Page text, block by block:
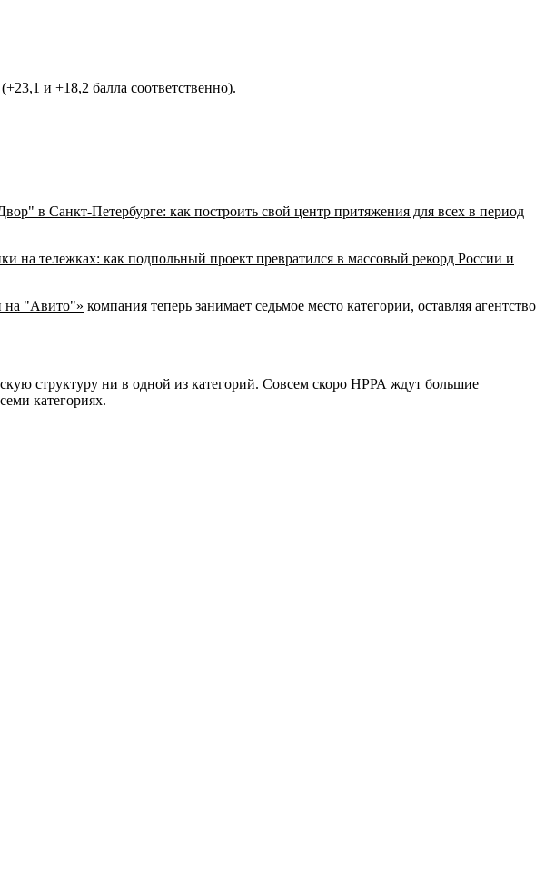
и +18,2 балла соответственно).
в Санкт-Петербурге: как построить свой центр притяжения для всех в период
на тележках: как подпольный проект превратился в массовый рекорд России и
"Авито"» компания теперь занимает седьмое место категории, оставляя агентство
структуру ни в одной из категорий. Совсем скоро НРРА ждут большие
категориях.